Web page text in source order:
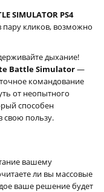
SIMULATOR PS4
кликов, возможно
дыхание!
Battle Simulator—
командование
от неопытного
способен
свою пользу.
вашему
ли вы массовые
ваше решение будет